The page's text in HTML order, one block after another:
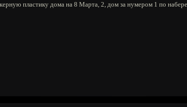
пластику дома на 8 Марта, 2, дом за нумером 1 по